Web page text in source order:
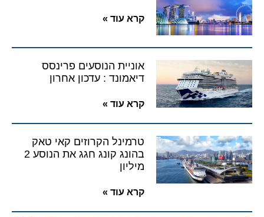
קרא עוד »
אוניית הנוסעים פרינסס
דיאמונד : עדכון אחרון
קרא עוד »
טרמינל הקרוזים קאי טאק
בהונג קונג חגג את הנוסע 2
מיליון
קרא עוד »